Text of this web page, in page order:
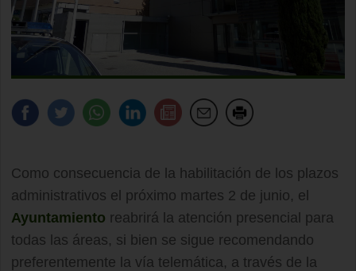
Como consecuencia de la habilitación de los plazos
administrativos el próximo martes 2 de junio, el
Ayuntamiento reabrirá la atención presencial para
todas las áreas, si bien se sigue recomendando
preferentemente la vía telemática, a través de la